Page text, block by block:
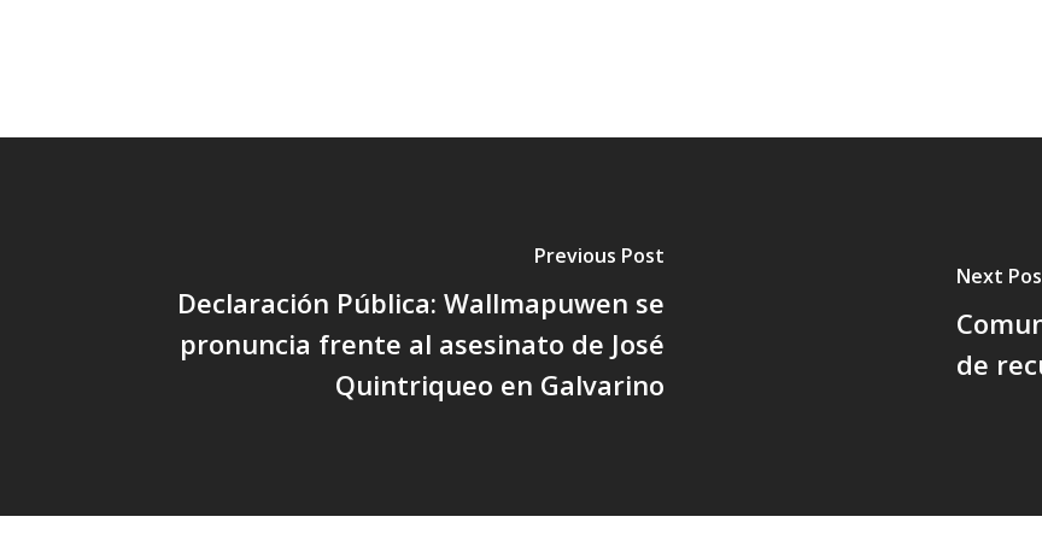
Previous Post
Declaración Pública: Wallmapuwen se
pronuncia frente al asesinato de José
Quintriqueo en Galvarino
Next
de